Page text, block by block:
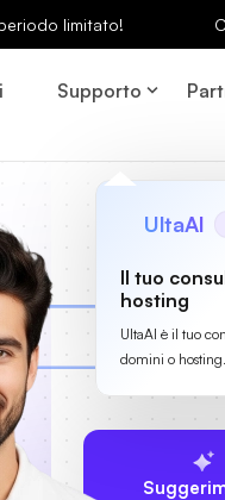
limitato!
Supporto
UltaAI
Il tuo
hosting
UltaAI è il tuo
domini o